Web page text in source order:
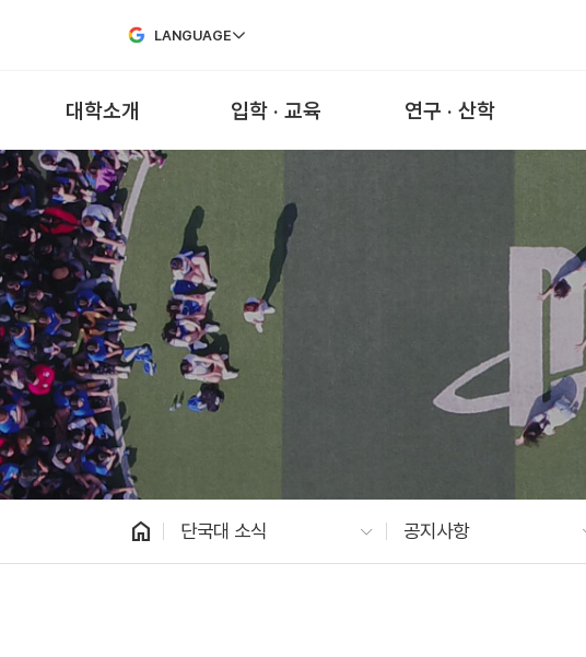
LANGUAGE
대학소개 입학 · 교육 연구 · 산학
home 단국대 소식 공지사항